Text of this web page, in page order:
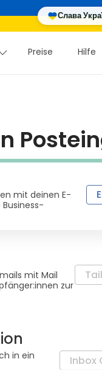
Слава
Preise
Hilfe
mit deinen E-
mit Mail
zur
in ein
Inbox